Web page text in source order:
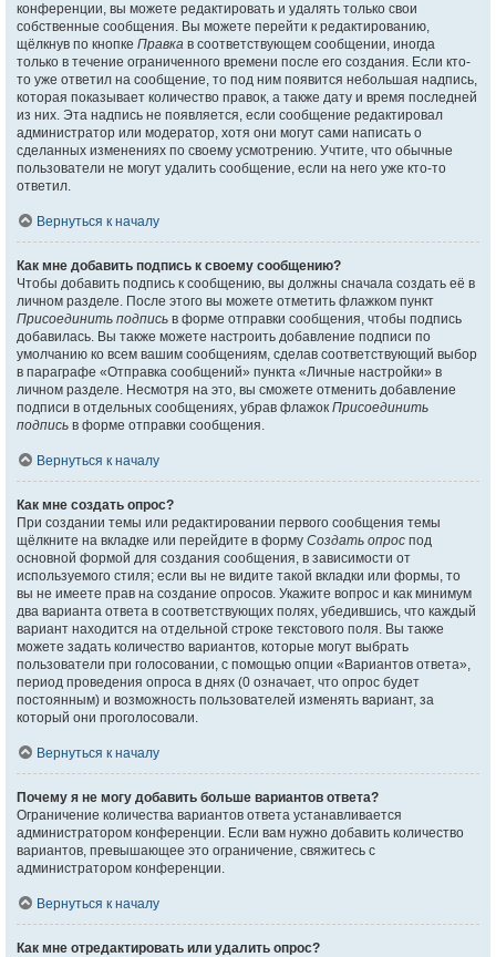
конференции, вы можете редактировать и удалять только свои
собственные сообщения. Вы можете перейти к редактированию,
щёлкнув по кнопке Правка в соответствующем сообщении, иногда
только в течение ограниченного времени после его создания. Если кто-
то уже ответил на сообщение, то под ним появится небольшая надпись,
которая показывает количество правок, а также дату и время последней
из них. Эта надпись не появляется, если сообщение редактировал
администратор или модератор, хотя они могут сами написать о
сделанных изменениях по своему усмотрению. Учтите, что обычные
пользователи не могут удалить сообщение, если на него уже кто-то
ответил.
Вернуться к началу
Как мне добавить подпись к своему сообщению?
Чтобы добавить подпись к сообщению, вы должны сначала создать её в
личном разделе. После этого вы можете отметить флажком пункт
Присоединить подпись в форме отправки сообщения, чтобы подпись
добавилась. Вы также можете настроить добавление подписи по
умолчанию ко всем вашим сообщениям, сделав соответствующий выбор
в параграфе «Отправка сообщений» пункта «Личные настройки» в
личном разделе. Несмотря на это, вы сможете отменить добавление
подписи в отдельных сообщениях, убрав флажок Присоединить
подпись в форме отправки сообщения.
Вернуться к началу
Как мне создать опрос?
При создании темы или редактировании первого сообщения темы
щёлкните на вкладке или перейдите в форму Создать опрос под
основной формой для создания сообщения, в зависимости от
используемого стиля; если вы не видите такой вкладки или формы, то
вы не имеете прав на создание опросов. Укажите вопрос и как минимум
два варианта ответа в соответствующих полях, убедившись, что каждый
вариант находится на отдельной строке текстового поля. Вы также
можете задать количество вариантов, которые могут выбрать
пользователи при голосовании, с помощью опции «Вариантов ответа»,
период проведения опроса в днях (0 означает, что опрос будет
постоянным) и возможность пользователей изменять вариант, за
который они проголосовали.
Вернуться к началу
Почему я не могу добавить больше вариантов ответа?
Ограничение количества вариантов ответа устанавливается
администратором конференции. Если вам нужно добавить количество
вариантов, превышающее это ограничение, свяжитесь с
администратором конференции.
Вернуться к началу
Как мне отредактировать или удалить опрос?